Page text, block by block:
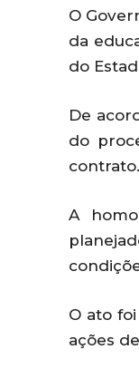
O
da
do
De
do
contrato.
A
O ato
ações